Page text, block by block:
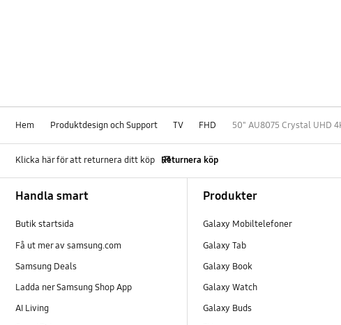
Hem Produktdesign och Support TV FHD 50" AU8075 Crystal UHD
Klicka här för att returnera ditt köp Returnera köp
Handla smart
Butik startsida
Få ut mer av samsung.com
Samsung Deals
Ladda ner Samsung Shop App
AI Living
Produkter
Galaxy Mobiltelefoner
Galaxy Tab
Galaxy Book
Galaxy Watch
Galaxy Buds